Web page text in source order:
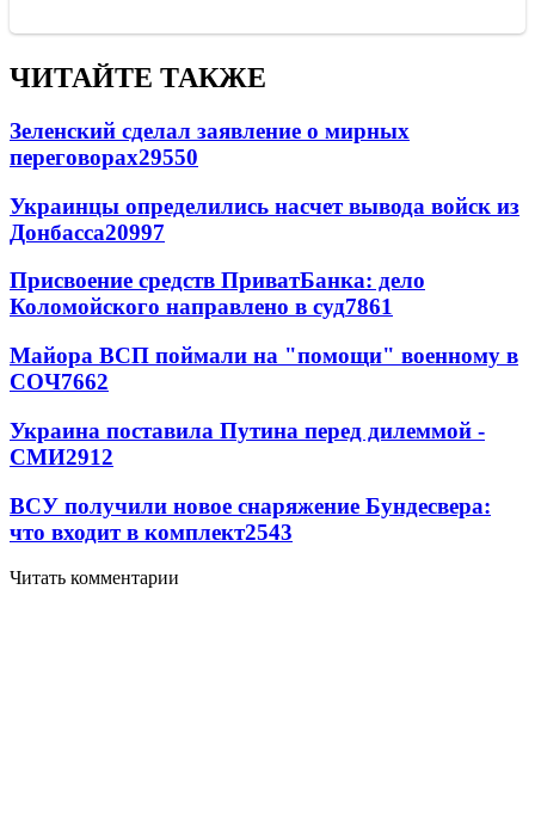
ЧИТАЙТЕ ТАКЖЕ
Зеленский сделал заявление о мирных
переговорах29550
Украинцы определились насчет вывода войск из
Донбасса20997
Присвоение средств ПриватБанка: дело
Коломойского направлено в суд7861
Майора ВСП поймали на "помощи" военному в
СОЧ7662
Украина поставила Путина перед дилеммой -
СМИ2912
ВСУ получили новое снаряжение Бундесвера:
что входит в комплект2543
Читать комментарии